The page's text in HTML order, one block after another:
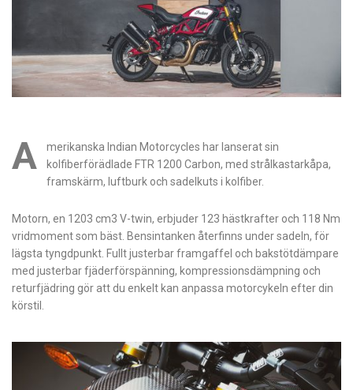
A
merikanska Indian Motorcycles har lanserat sin
kolfiberförädlade FTR 1200 Carbon, med strålkastarkåpa,
framskärm, luftburk och sadelkuts i kolfiber.
Motorn, en 1203 cm3 V-twin, erbjuder 123 hästkrafter och 118 Nm
vridmoment som bäst. Bensintanken återfinns under sadeln, för
lägsta tyngdpunkt. Fullt justerbar framgaffel och bakstötdämpare
med justerbar fjäderförspänning, kompressionsdämpning och
returfjädring gör att du enkelt kan anpassa motorcykeln efter din
körstil.